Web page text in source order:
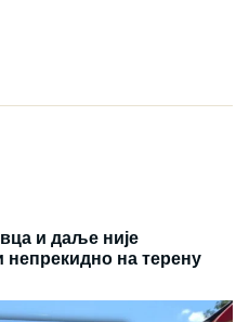
и даље није
непрекидно на терену